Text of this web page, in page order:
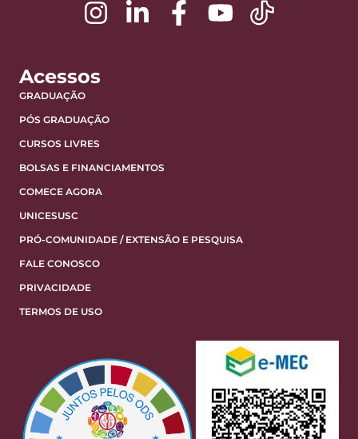
Acessos
GRADUAÇÃO
PÓS GRADUAÇÃO
CURSOS LIVRES
BOLSAS E FINANCIAMENTOS
COMECE AGORA
UNICESUSC
PRÓ-COMUNIDADE / EXTENSÃO E PESQUISA
FALE CONOSCO
PRIVACIDADE
TERMOS DE USO